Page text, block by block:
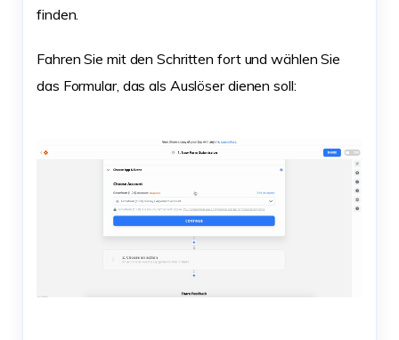
finden.
Fahren Sie mit den Schritten fort und wählen Sie
das Formular, das als Auslöser dienen soll: